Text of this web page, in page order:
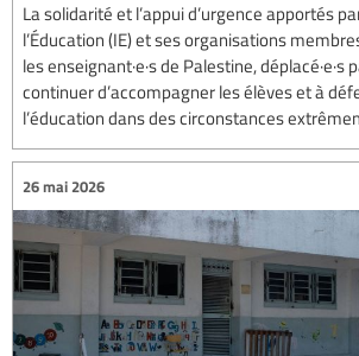
La solidarité et l’appui d’urgence apportés
l’Éducation (IE) et ses organisations
les enseignant·e·s de Palestine, déplacé·e·s
continuer d’accompagner les élèves et à
l’éducation dans des circonstances
26 mai 2026